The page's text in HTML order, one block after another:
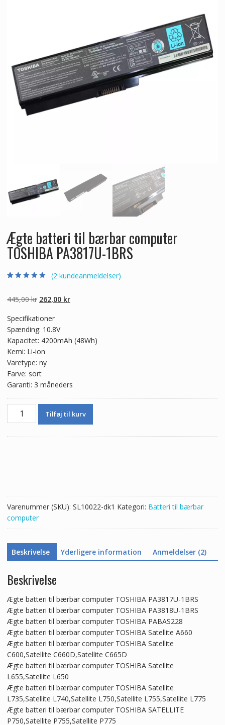
Ægte batteri til bærbar computer
TOSHIBA PA3817U-1BRS
baseret på
kundebedømmel
(2 kundeanmeldelser)
445,00kr Den
pris
var:
445,00 kr.
262,00 krDen
262,00 kr.
Specifikationer
Spænding: 10.8V
Kapacitet: 4200mAh (48Wh)
Kemi: Li-ion
Varetype: ny
Farve: sort
Garanti: 3 måneders
Ægte
antal
Tilføj til kurv
Varenummer (SKU): SL10022-dk1 Kategori: Batteri til bærbar
computer
Beskrivelse Yderligere information Anmeldelser (2)
Beskrivelse
Ægte batteri til bærbar computer TOSHIBA PA3817U-1BRS
Ægte batteri til bærbar computer TOSHIBA PA3818U-1BRS
Ægte batteri til bærbar computer TOSHIBA PABAS228
Ægte batteri til bærbar computer TOSHIBA Satellite A660
Ægte batteri til bærbar computer TOSHIBA Satellite
C600,Satellite C660D,Satellite C665D
Ægte batteri til bærbar computer TOSHIBA Satellite
L655,Satellite L650
Ægte batteri til bærbar computer TOSHIBA Satellite
L735,Satellite L740,Satellite L750,Satellite L755,Satellite L775
Ægte batteri til bærbar computer TOSHIBA SATELLITE
P750,Satellite P755,Satellite P775